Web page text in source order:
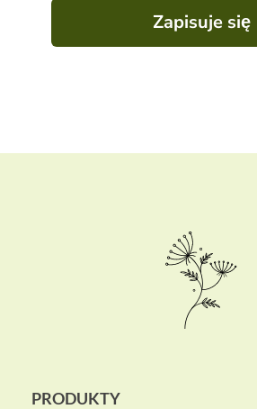
Zapisuje się
PRODUKTY